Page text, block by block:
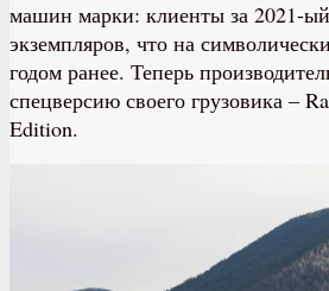
машин марки: клиенты за 2021-
экземпляров, что на
годом ранее. Теперь
спецверсию своего грузовика –
Edition.